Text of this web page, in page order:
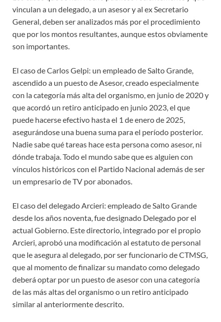
vinculan a un delegado, a un asesor y al ex Secretario
General, deben ser analizados más por el procedimiento
que por los montos resultantes, aunque estos obviamente
son importantes.
El caso de Carlos Gelpi: un empleado de Salto Grande,
ascendido a un puesto de Asesor, creado especialmente
con la categoría más alta del organismo, en junio de 2020 y
que acordó un retiro anticipado en junio 2023, el que
puede hacerse efectivo hasta el 1 de enero de 2025,
asegurándose una buena suma para el período posterior.
Nadie sabe qué tareas hace esta persona como asesor, ni
dónde trabaja. Todo el mundo sabe que es alguien con
vínculos históricos con el Partido Nacional además de ser
un empresario de TV por abonados.
El caso del delegado Arcieri: empleado de Salto Grande
desde los años noventa, fue designado Delegado por el
actual Gobierno. Este directorio, integrado por el propio
Arcieri, aprobó una modificación al estatuto de personal
que le asegura al delegado, por ser funcionario de CTMSG,
que al momento de finalizar su mandato como delegado
deberá optar por un puesto de asesor con una categoría
de las más altas del organismo o un retiro anticipado
similar al anteriormente descrito.